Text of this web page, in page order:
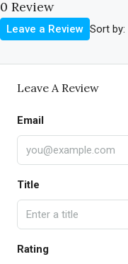
0 Review
Sort by:
Leave a Review
Leave A Review
Email
Title
Rating